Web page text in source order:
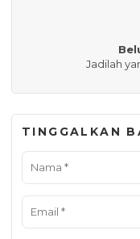
Jadilah
TINGGALKAN